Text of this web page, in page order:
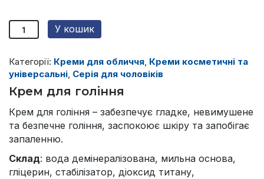
Крем
для
quantity
У кошик
Категорії: Креми для обличчя, Креми косметичні та
універсальні, Серія для чоловіків
Крем для гоління
Крем для гоління – забезпечує гладке, невимушене
та безпечне гоління, заспокоює шкіру та запобігає
запаленню.
Склад: вода демінералізована, мильна основа,
гліцерин, стабілізатор, діоксид титану,